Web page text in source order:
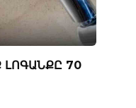
ԼՈԳԱՆՔԸ 70